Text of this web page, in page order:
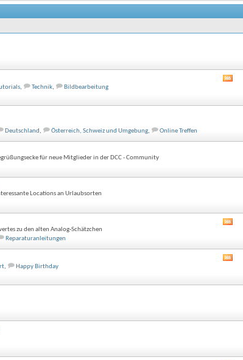
, Technik, Bildbearbeitung
Deutschland , Österreich, Schweiz und Umgebung, Online Treffen
für neue Mitglieder in der DCC - Community
Locations an Urlaubsorten
zu den alten Analog-Schätzchen
Reparaturanleitungen
, Happy Birthday